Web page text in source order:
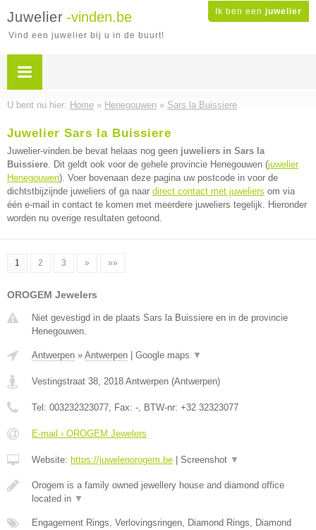
Ik ben een juwelier
Juwelier -vinden.be
Vind een juwelier bij u in de buurt!
U bent nu hier: Home » Henegouwen » Sars la Buissiere
Juwelier Sars la Buissiere
Juwelier-vinden.be bevat helaas nog geen juweliers in Sars la
Buissiere. Dit geldt ook voor de gehele provincie Henegouwen (juwelier
Henegouwen). Voer bovenaan deze pagina uw postcode in voor de
dichtstbijzijnde juweliers of ga naar direct contact met juweliers om via
één e-mail in contact te komen met meerdere juweliers tegelijk. Hieronder
worden nu overige resultaten getoond.
1 2 3 » »»
OROGEM Jewelers
Niet gevestigd in de plaats Sars la Buissiere en in de provincie
Henegouwen.
Antwerpen » Antwerpen Google maps ▼
Vestingstraat 38, 2018 Antwerpen (Antwerpen)
Tel: 003232323077, Fax: -, BTW-nr: +32 32323077
E-mail › OROGEM Jewelers
Website: https://juwelenorogem.be Screenshot ▼
Orogem is a family owned jewellery house and diamond office
located in ▼
Engagement Rings, Verlovingsringen, Diamond Rings, Diamond